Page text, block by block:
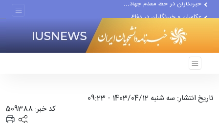
عکاسان و خبرنگاران در دفاع...
تاریخ انتشار: سه شنبه 1403/04/12 - 09:23
کد خبر: 509388